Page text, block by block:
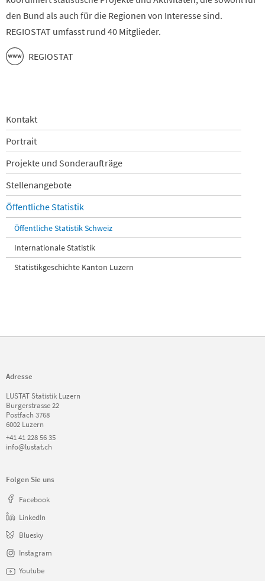
den Bund als auch für die Regionen von Interesse sind.
REGIOSTAT umfasst rund 40 Mitglieder.
REGIOSTAT
Navigation
überspringen
Kontakt
Portrait
Projekte und Sonderaufträge
Stellenangebote
Öffentliche Statistik
Öffentliche Statistik Schweiz
Internationale Statistik
Statistikgeschichte Kanton Luzern
Adresse
LUSTAT Statistik Luzern
Burgerstrasse 22
Postfach 3768
6002 Luzern
+41 41 228 56 35
info@lustat.ch
Folgen Sie uns
Facebook
LinkedIn
Bluesky
Instagram
Youtube